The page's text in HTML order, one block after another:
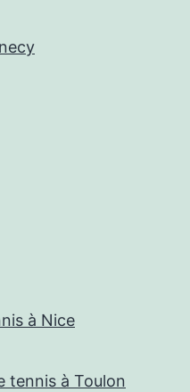
à Nice
tennis à Toulon